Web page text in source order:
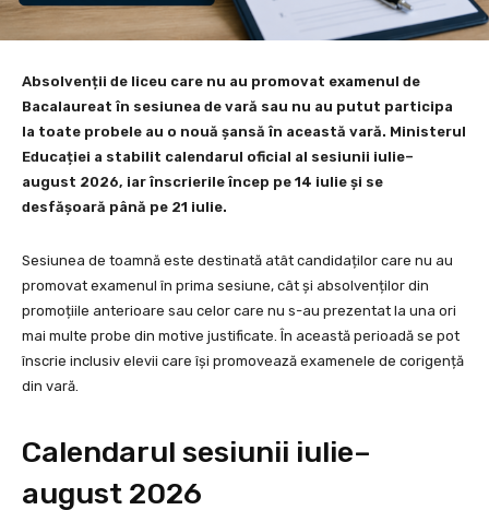
Absolvenții de liceu care nu au promovat examenul de
Bacalaureat în sesiunea de vară sau nu au putut participa
la toate probele au o nouă șansă în această vară. Ministerul
Educației a stabilit calendarul oficial al sesiunii iulie–
august 2026, iar înscrierile încep pe 14 iulie și se
desfășoară până pe 21 iulie.
Sesiunea de toamnă este destinată atât candidaților care nu au
promovat examenul în prima sesiune, cât și absolvenților din
promoțiile anterioare sau celor care nu s-au prezentat la una ori
mai multe probe din motive justificate. În această perioadă se pot
înscrie inclusiv elevii care își promovează examenele de corigență
din vară.
Calendarul sesiunii iulie–
august 2026